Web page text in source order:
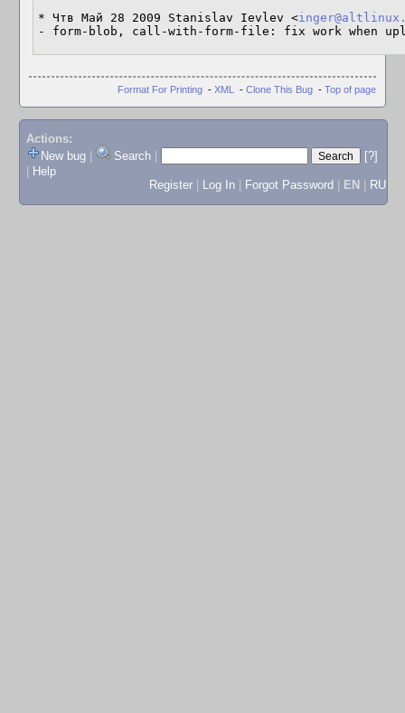
* Чтв Май 28 2009 Stanislav Ievlev <
- form-blob, call-with-form-file: fix work when
Format For Printing - XML - Clone This Bug - Top of page
Actions:
New bug
Search
[?]
Help
Register
Log In Forgot Password EN RU